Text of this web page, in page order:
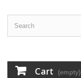
Cart (empty)